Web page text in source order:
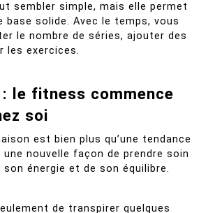
sembler simple, mais elle permet
base solide. Avec le temps, vous
le nombre de séries, ajouter des
les exercices.
le fitness commence
soi
est bien plus qu’une tendance
une nouvelle façon de prendre soin
énergie et de son équilibre.
de transpirer quelques